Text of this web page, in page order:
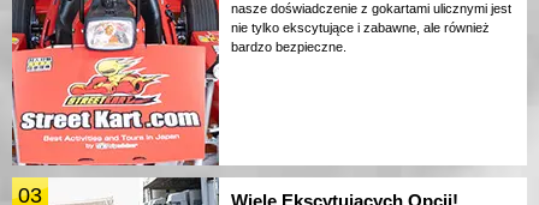
nasze doświadczenie z gokartami ulicznymi jest
nie tylko ekscytujące i zabawne, ale również
bardzo bezpieczne.
03